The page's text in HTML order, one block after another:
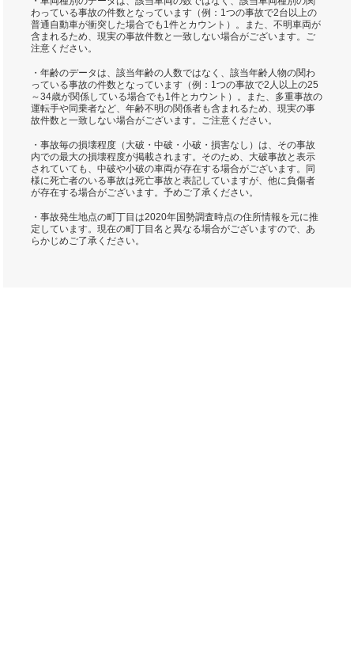
わっている事故の件数となっています（例：1つの事故で2台以上の
普通自動車が衝突した場合でも1件とカウント）。また、不明車両が
含まれるため、現実の事故件数と一致しない場合がございます。ご
注意ください。
・年齢のデータは、該当年齢の人数ではなく、該当年齢人物の関わ
っている事故の件数となっています（例：1つの事故で2人以上の25
～34歳が関係している場合でも1件とカウント）。また、多重事故の
運転手や同乗者など、年齢不明の関係者も含まれるため、現実の事
故件数と一致しない場合がございます。ご注意ください。
・事故毎の損壊程度（大破・中破・小破・損害なし）は、その事故
内での最大の損壊程度が掲載されます。そのため、大破事故と表示
されていても、中破や小破の車両が存在する場合がございます。同
様に死亡者のいる事故は死亡事故と表記していますが、他に負傷者
が存在する場合がございます。予めご了承ください。
・事故発生地点の町丁目は2020年国勢調査時点の住所情報を元に推
定しています。現在の町丁目名と異なる場合がございますので、あ
らかじめご了承ください。